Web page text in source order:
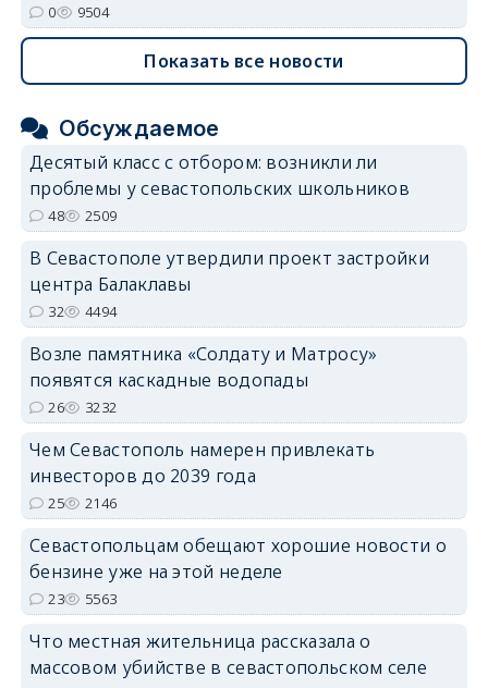
0 9504
Показать все новости
Обсуждаемое
Десятый класс с отбором: возникли ли
проблемы у севастопольских школьников
48 2509
В Севастополе утвердили проект застройки
центра Балаклавы
32 4494
Возле памятника «Солдату и Матросу»
появятся каскадные водопады
26 3232
Чем Севастополь намерен привлекать
инвесторов до 2039 года
25 2146
Севастопольцам обещают хорошие новости о
бензине уже на этой неделе
23 5563
Что местная жительница рассказала о
массовом убийстве в севастопольском селе